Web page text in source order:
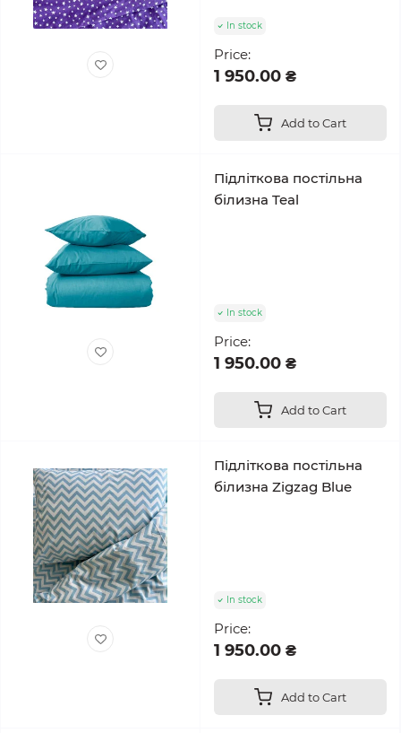
In stock
Price:
1 950.00 ₴
Add to Cart
Підліткова постільна
білизна Teal
In stock
Price:
1 950.00 ₴
Add to Cart
Підліткова постільна
білизна Zigzag Blue
In stock
Price:
1 950.00 ₴
Add to Cart